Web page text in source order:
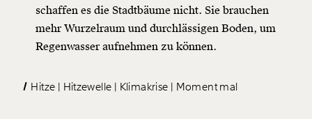
schaffen es die Stadtbäume nicht. Sie brauchen
mehr Wurzelraum und durchlässigen Boden, um
Regenwasser aufnehmen zu können.
Hitze Hitzewelle Klimakrise Moment mal